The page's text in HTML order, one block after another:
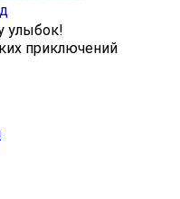
улыбок!
приключений